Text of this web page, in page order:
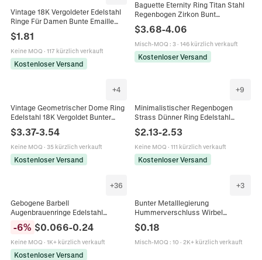
Vintage 18K Vergoldeter Edelstahl
Ringe Für Damen Bunte Emaille
Blume Stern Geometrische
Verstellbare Offene Ring Mode
Schmuck
$1.81
Keine MOQ · 117 kürzlich verkauft
Kostenloser Versand
Baguette Eternity Ring Titan Stahl
Regenbogen Zirkon Bunt
Minimalistisch Französischer Stil
Schmuck Für Damen
$3.68-4.06
Misch-MOQ : 3· 146 kürzlich verkauft
Kostenloser Versand
+4
Vintage Geometrischer Dome Ring
Edelstahl 18K Vergoldet Bunter
Accessoire Für Frauen
$3.37-3.54
Keine MOQ · 35 kürzlich verkauft
Kostenloser Versand
+9
Minimalistischer Regenbogen
Strass Dünner Ring Edelstahl
Schmuck Für Damen
$2.13-2.53
Keine MOQ · 111 kürzlich verkauft
Kostenloser Versand
+36
Gebogene Barbell
Augenbrauenringe Edelstahl
Lippenpiercing Schmuck Spike Ball
Enden Bunt Poliert Punk Stil Unisex
-6% $0.066-0.24
Keine MOQ · 1K+ kürzlich verkauft
Kostenloser Versand
+3
Bunter Metalllegierung
Hummerverschluss Wirbel
Schnapphaken Schlüsselanhänger
Ringe DIY Schmuckherstellung
Taschenzubehör Einbrennlack
$0.18
Misch-MOQ : 10 · 2K+ kürzlich verkauft